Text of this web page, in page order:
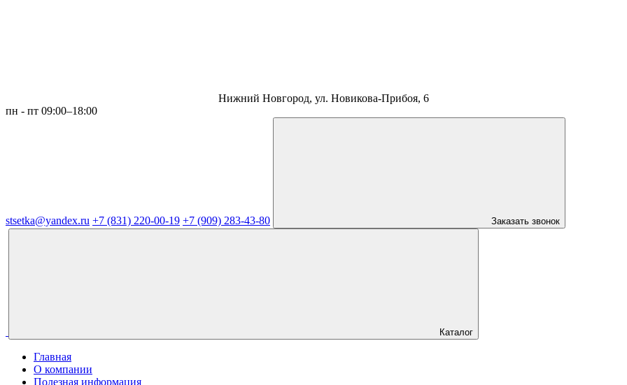
Нижний Новгород, ул. Новикова-Прибоя, 6
пн - пт 09:00–18:00
stsetka@yandex.ru +7 (831) 220-00-19 +7 (909) 283-43-80 Заказать звонок
Каталог
Главная
О компании
Полезная информация